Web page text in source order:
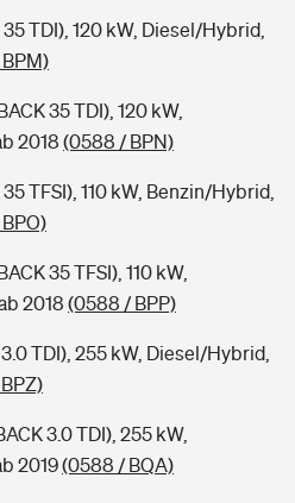
TDI), 120 kW, Diesel/Hybrid,
35 TDI), 120 kW,
2018 (0588 / BPN)
TFSI), 110 kW, Benzin/Hybrid,
35 TFSI), 110 kW,
2018 (0588 / BPP)
TDI), 255 kW, Diesel/Hybrid,
3.0 TDI), 255 kW,
2019(0588 / BQA)